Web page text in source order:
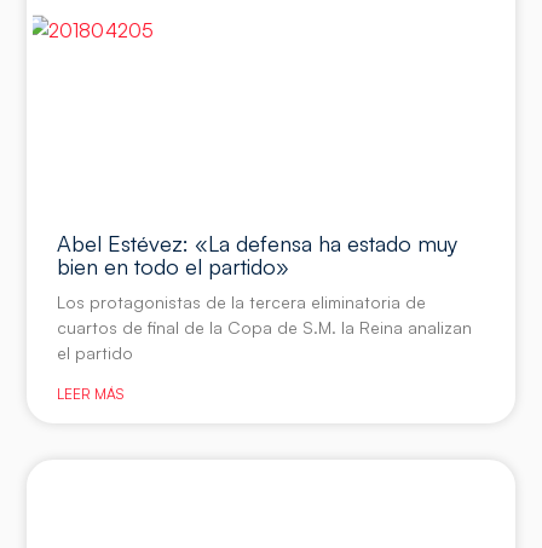
Abel Estévez: «La defensa ha estado muy
bien en todo el partido»
Los protagonistas de la tercera eliminatoria de
cuartos de final de la Copa de S.M. la Reina analizan
el partido
LEER MÁS